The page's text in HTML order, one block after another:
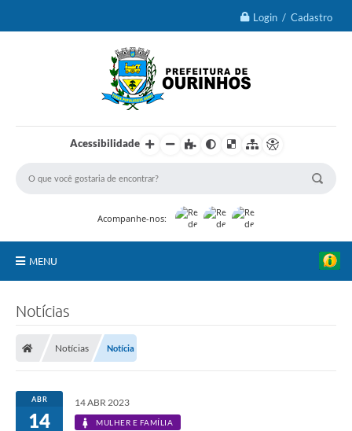
Login / Cadastro
Acessibilidade
Acompanhe-nos:
MENU
Portal da Transparência
Turismo
Notícias
Notícias Notícia
ABR
14
14 ABR 2023
MULHER E FAMÍLIA